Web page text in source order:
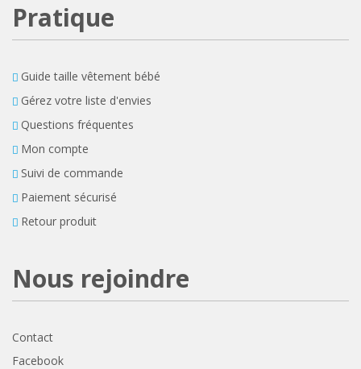
Pratique
Guide taille vêtement bébé
Gérez votre liste d'envies
Questions fréquentes
Mon compte
Suivi de commande
Paiement sécurisé
Retour produit
Nous rejoindre
Contact
Facebook